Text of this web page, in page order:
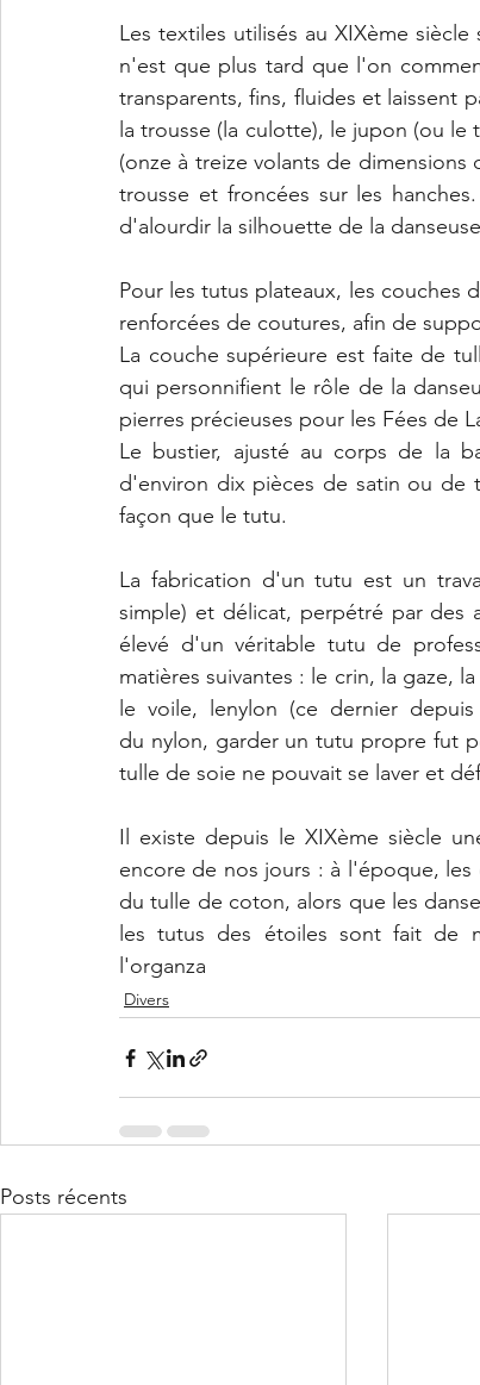
Les textiles utilisés au XIXème
n'est que plus tard que l'on
transparents, fins, fluides et laissent
la trousse (la culotte), le jupon (ou
(onze à treize volants de
trousse et froncées sur les
d'alourdir la silhouette de la
Pour les tutus plateaux, les couches
renforcées de coutures, afin de
La couche supérieure est faite de
qui personnifient le rôle de la
pierres précieuses pour les Fées de
Le bustier, ajusté au corps de la
d'environ dix pièces de satin ou de
façon que le tutu.
La fabrication d'un tutu est un
simple) et délicat, perpétré par des
élevé d'un véritable tutu de
matières suivantes : le crin, la gaze,
le voile, lenylon (ce dernier
du nylon, garder un tutu propre fut
tulle de soie ne pouvait se laver et
Il existe depuis le XIXème siècle
encore de nos jours : à l'époque,
du tulle de coton, alors que les
les tutus des étoiles sont fait de
l'organza
Divers
Posts récents